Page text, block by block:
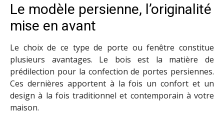
Le modèle persienne, l’originalité
mise en avant
Le choix de ce type de porte ou fenêtre constitue
plusieurs avantages. Le bois est la matière de
prédilection pour la confection de portes persiennes.
Ces dernières apportent à la fois un confort et un
design à la fois traditionnel et contemporain à votre
maison.